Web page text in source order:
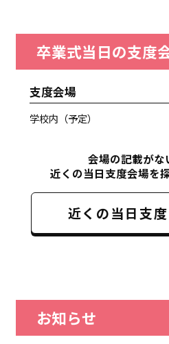
卒業式当日の支度
支度会場
学校内（予定）
会場の記載がな
近くの当日支度会場を
近くの当日支
お知らせ